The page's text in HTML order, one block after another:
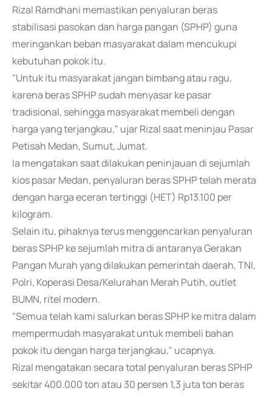
Rizal Ramdhani memastikan penyaluran beras
stabilisasi pasokan dan harga pangan (SPHP) guna
meringankan beban masyarakat dalam mencukupi
kebutuhan pokok itu.
"Untuk itu masyarakat jangan bimbang atau ragu,
karena beras SPHP sudah menyasar ke pasar
tradisional, sehingga masyarakat membeli dengan
harga yang terjangkau," ujar Rizal saat meninjau Pasar
Petisah Medan, Sumut, Jumat.
Ia mengatakan saat dilakukan peninjauan di sejumlah
kios pasar Medan, penyaluran beras SPHP telah merata
dengan harga eceran tertinggi (HET) Rp13.100 per
kilogram.
Selain itu, pihaknya terus menggencarkan penyaluran
beras SPHP ke sejumlah mitra di antaranya Gerakan
Pangan Murah yang dilakukan pemerintah daerah, TNI,
Polri, Koperasi Desa/Kelurahan Merah Putih, outlet
BUMN, ritel modern.
"Semua telah kami salurkan beras SPHP ke mitra dalam
mempermudah masyarakat untuk membeli bahan
pokok itu dengan harga terjangkau," ucapnya.
Rizal mengatakan secara total penyaluran beras SPHP
sekitar 400.000 ton atau 30 persen 1,3 juta ton beras